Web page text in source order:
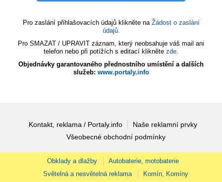
Pro zaslání přihlašovacích údajů klikněte na Žádost o zaslání
údajů.
Pro SMAZAT / UPRAVIT záznam, který neobsahuje váš mail ani
telefon nebo při potížích s editací klikněte zde.
Objednávky garantovaného přednostního umístění a dalších
služeb: www.portaly.info
Kontakt, reklama / Portaly.info
Naše reklamní prvky
Všeobecné obchodní podmínky
Obklady a dlažby
Autobaterie, motobaterie
Světelná a nesvětelná reklama
Komín, Komíny